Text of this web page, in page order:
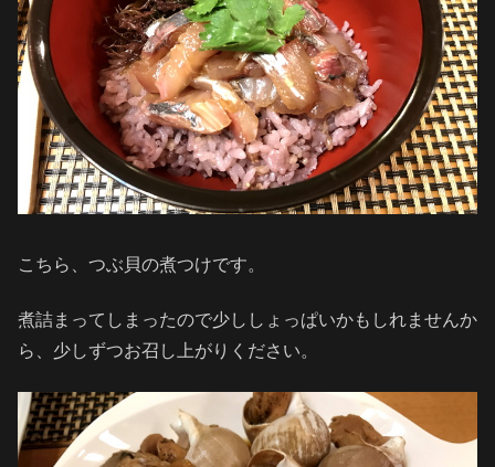
こちら、つぶ貝の煮つけです。
煮詰まってしまったので少ししょっぱいかもしれませんか
ら、少しずつお召し上がりください。